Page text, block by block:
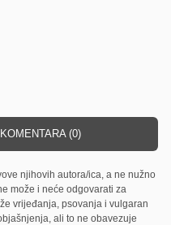
(0)
njihovih autora/ica, a ne nužno
može i neće odgovarati za
vrijeđanja, psovanja i vulgaran
ali to ne obavezuje